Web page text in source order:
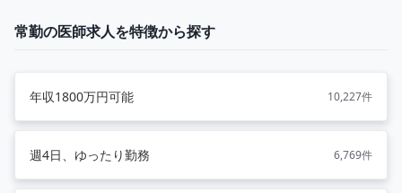
常勤の医師求人を特徴から探す
年収1800万円可能 10,227件
週4日、ゆったり勤務 6,769件